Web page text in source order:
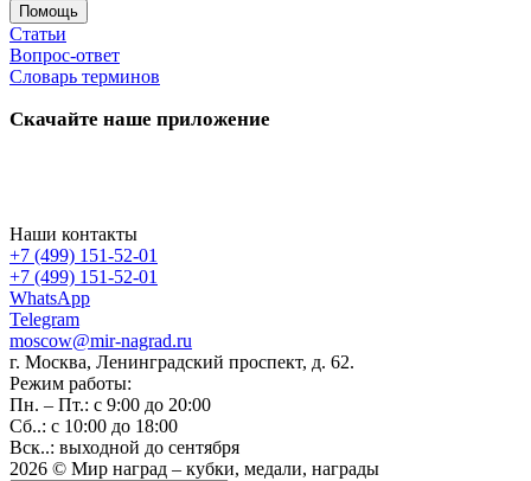
Помощь
Статьи
Вопрос-ответ
Словарь терминов
Скачайте наше приложение
Наши контакты
+7 (499) 151-52-01
+7 (499) 151-52-01
WhatsApp
Telegram
moscow@mir-nagrad.ru
г. Москва, Ленинградский проспект, д. 62.
Режим работы:
Пн. – Пт.: с 9:00 до 20:00
Сб..: с 10:00 до 18:00
Вск..: выходной до сентября
2026 © Мир наград – кубки, медали, награды